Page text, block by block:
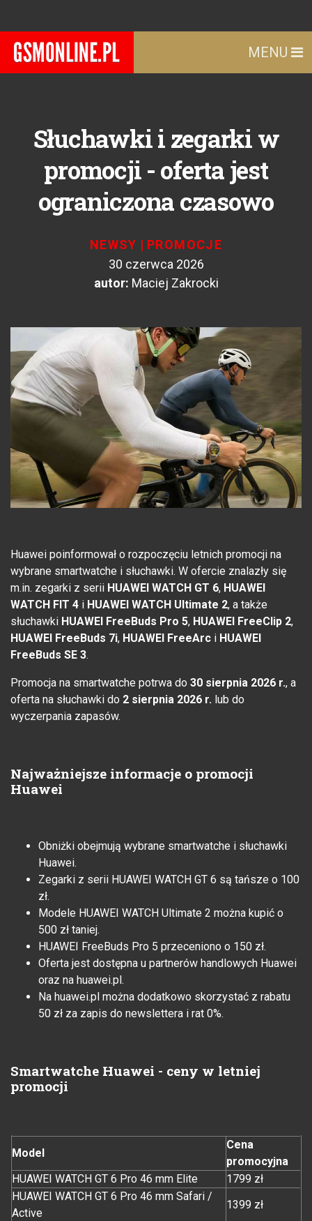
MENU
Słuchawki i zegarki w
promocji - oferta jest
ograniczona czasowo
NEWSY | PROMOCJE
30 czerwca 2026
autor: Maciej Zakrocki
Huawei poinformował o rozpoczęciu letnich promocji na
wybrane smartwatche i słuchawki. W ofercie znalazły się
m.in. zegarki z serii HUAWEI WATCH GT 6, HUAWEI
WATCH FIT 4 i HUAWEI WATCH Ultimate 2, a także
słuchawki HUAWEI FreeBuds Pro 5, HUAWEI FreeClip 2,
HUAWEI FreeBuds 7i, HUAWEI FreeArc i HUAWEI
FreeBuds SE 3.
Promocja na smartwatche potrwa do 30 sierpnia 2026 r., a
oferta na słuchawki do 2 sierpnia 2026 r. lub do
wyczerpania zapasów.
Najważniejsze informacje o promocji
Huawei
Obniżki obejmują wybrane smartwatche i słuchawki
Huawei.
Zegarki z serii HUAWEI WATCH GT 6 są tańsze o 100
zł.
Modele HUAWEI WATCH Ultimate 2 można kupić o
500 zł taniej.
HUAWEI FreeBuds Pro 5 przeceniono o 150 zł.
Oferta jest dostępna u partnerów handlowych Huawei
oraz na huawei.pl.
Na huawei.pl można dodatkowo skorzystać z rabatu
50 zł za zapis do newslettera i rat 0%.
Smartwatche Huawei - ceny w letniej
promocji
Model
Cena
promocyjna
HUAWEI WATCH GT 6 Pro 46 mm Elite
1799 zł
HUAWEI WATCH GT 6 Pro 46 mm Safari /
Active
1399 zł